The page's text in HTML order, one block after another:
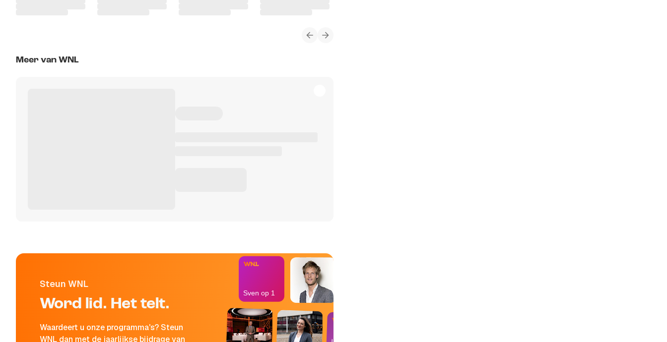
Meer van WNL
Steun WNL
Word lid. Het telt.
Waardeert u onze programma's? Steun
WNL dan met de jaarlijkse bijdrage van
Sven op 1